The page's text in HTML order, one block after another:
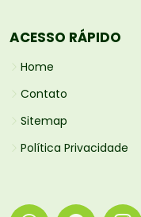
ACESSO RÁPIDO
Home
Contato
Sitemap
Política Privacidade